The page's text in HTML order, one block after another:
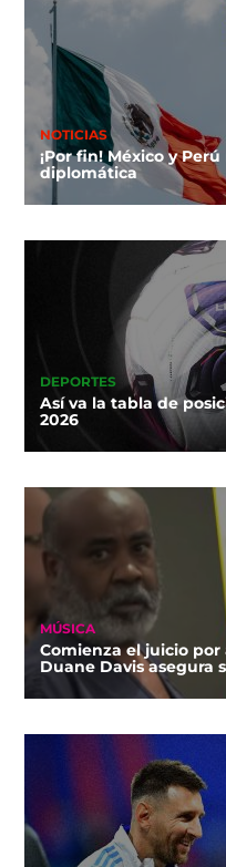
NOTICIAS
¡Por fin! México y
diplomática
DEPORTES
Así va la tabla de
2026
MÚSICA
Comienza el juicio
Duane Davis asegura